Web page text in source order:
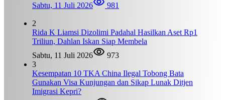
Sabtu, 11 Juli 2026
981
2
Rida K Liamsi Dizolimi Padahal Hasilkan Aset Rp1
Triliun, Dahlan Iskan Siap Membela
Sabtu, 11 Juli 2026
973
3
Kesempatan 10 TKA China Ilegal Tobong Bata
Gunakan Visa Kunjungan dan Sikap Lunak Ditjen
Imigrasi Kepri?